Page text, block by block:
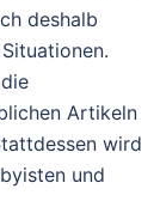
deshalb
Artikeln
wird
und